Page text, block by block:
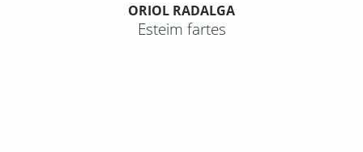
ORIOL RADALGA
Esteim fartes